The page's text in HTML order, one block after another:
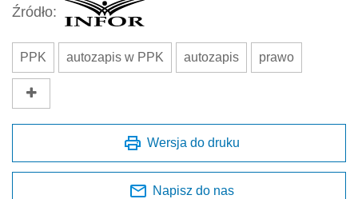
Źródło:
PPK autozapis w PPK autozapis prawo
Wersja do druku
Napisz do nas